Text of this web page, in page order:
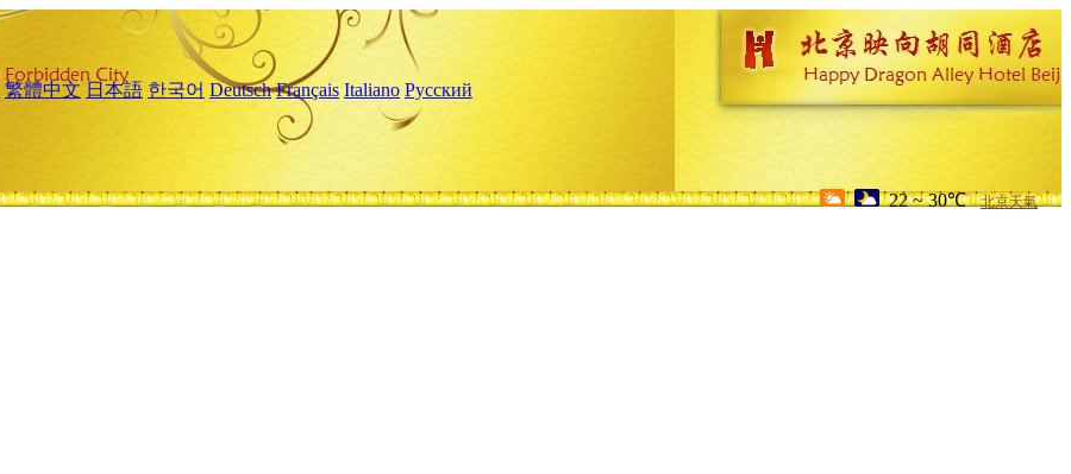
繁體中文 日本語 한국어 Deutsch Français Italiano Русский
22 ~ 30℃ 北京天氣